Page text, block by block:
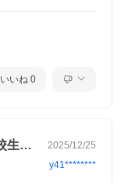
いいね 0
息子の誕生日に購入しました。高校生なの… 2025/12/25
y41********